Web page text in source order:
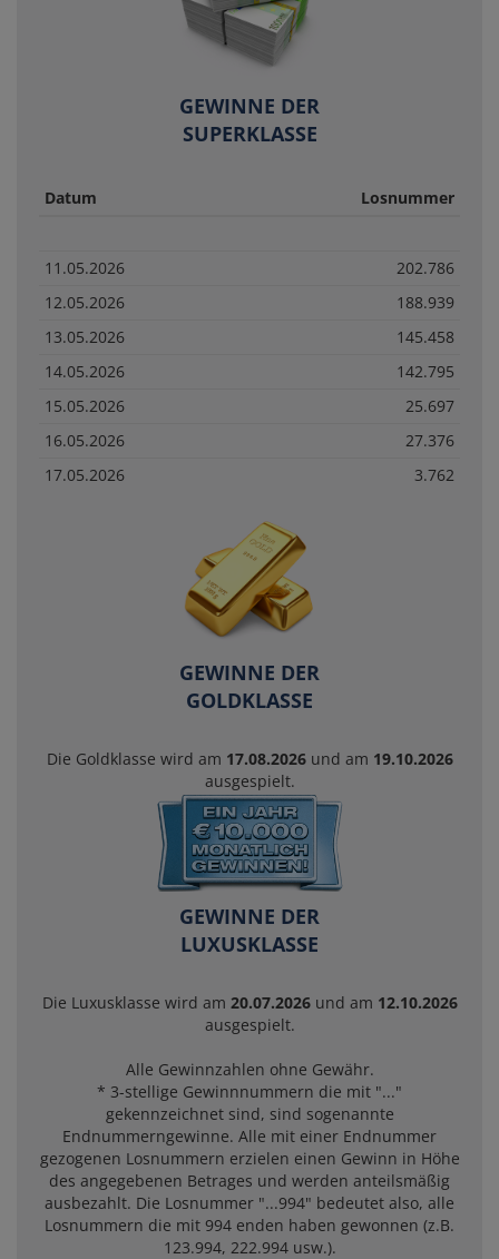
GEWINNE DER
SUPERKLASSE
Datum Losnummer
11.05.2026
202.786
12.05.2026
188.939
13.05.2026
145.458
14.05.2026
142.795
15.05.2026
25.697
16.05.2026
27.376
17.05.2026
3.762
GEWINNE DER
GOLDKLASSE
Die Goldklasse wird am 17.08.2026und am 19.10.2026
ausgespielt.
GEWINNE DER
LUXUSKLASSE
Die Luxusklasse wird am 20.07.2026und am 12.10.2026
ausgespielt.
Alle Gewinnzahlen ohne Gewähr.
* 3-stellige Gewinnnummern die mit "..."
gekennzeichnet sind, sind sogenannte
Endnummerngewinne. Alle mit einer Endnummer
gezogenen Losnummern erzielen einen Gewinn in Höhe
des angegebenen Betrages und werden anteilsmäßig
ausbezahlt. Die Losnummer "...994" bedeutet also, alle
Losnummern die mit 994 enden haben gewonnen (z.B.
123.994, 222.994 usw.).